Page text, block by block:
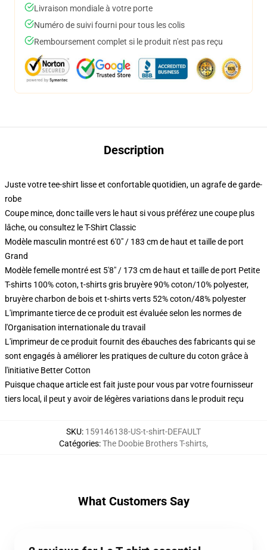
Livraison mondiale à votre porte
Numéro de suivi fourni pour tous les colis
Remboursement complet si le produit n'est pas reçu
Description
Juste votre tee-shirt lisse et confortable quotidien, un agrafe de garde-
robe
Coupe mince, donc taille vers le haut si vous préférez une coupe plus
lâche, ou consultez le T-Shirt Classic
Modèle masculin montré est 6'0" / 183 cm de haut et taille de port
Grand
Modèle femelle montré est 5'8" / 173 cm de haut et taille de port Petite
T-shirts 100% coton, t-shirts gris bruyère 90% coton/10% polyester,
bruyère charbon de bois et t-shirts verts 52% coton/48% polyester
L'imprimante tierce de ce produit est évaluée selon les normes de
l'Organisation internationale du travail
L'imprimeur de ce produit fournit des ébauches des fabricants qui se
sont engagés à améliorer les pratiques de culture du coton grâce à
l'initiative Better Cotton
Puisque chaque article est fait juste pour vous par votre fournisseur
tiers local, il peut y avoir de légères variations dans le produit reçu
SKU: 159146138-US-t-shirt-DEFAULT
Catégories:The Doobie Brothers T-shirts,
What Customers Say